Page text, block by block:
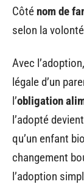
Côté nom de
selon la
Avec
légale d’un
l’obligation
l’adopté devient
qu’un enfant
changement
l’adoption